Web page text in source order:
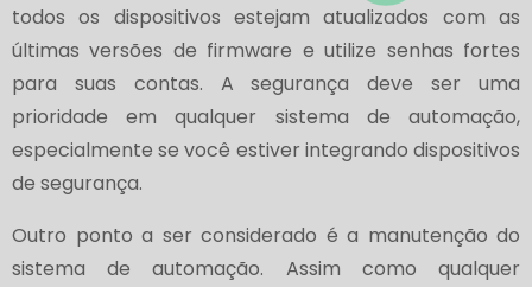
todos os dispositivos estejam atualizados com as
últimas versões de firmware e utilize senhas fortes
para suas contas. A segurança deve ser uma
prioridade em qualquer sistema de automação,
especialmente se você estiver integrando dispositivos
de segurança.
Outro ponto a ser considerado é a manutenção do
sistema de automação. Assim como qualquer